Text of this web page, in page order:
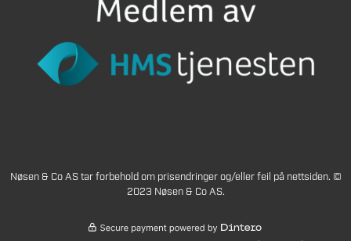
Nøsen & Co AS tar forbehold om prisendringer og/eller feil på nettsiden. ©
2023 Nøsen & Co AS.